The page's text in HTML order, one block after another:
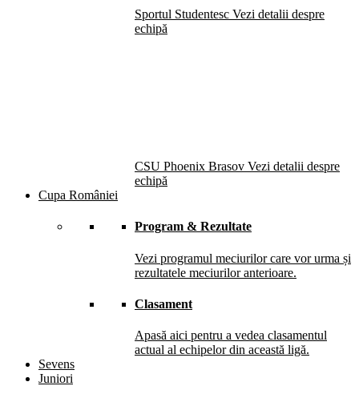
Sportul Studentesc Vezi detalii despre
echipă
CSU Phoenix Brasov Vezi detalii despre
echipă
Cupa României
Program & Rezultate
Vezi programul meciurilor care vor urma și
rezultatele meciurilor anterioare.
Clasament
Apasă aici pentru a vedea clasamentul
actual al echipelor din această ligă.
Sevens
Juniori